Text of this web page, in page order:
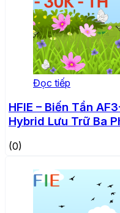
Đọc tiếp
HFIE – Biến Tần
Hybrid Lưu Trữ Ba
(0)